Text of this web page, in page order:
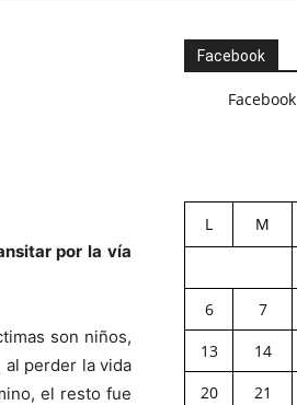
por la vía
son niños,
perder la vida
el resto fue
Facebook
Facebook
L M
6
7
13
14
20
21